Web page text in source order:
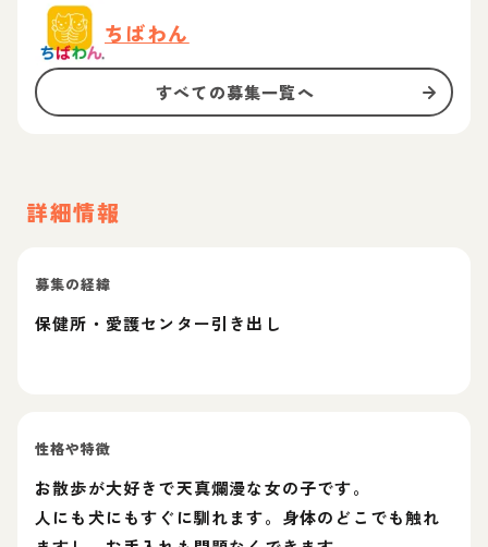
ちばわん
すべての募集一覧へ
詳細情報
募集の経緯
保健所・愛護センター引き出し
性格や特徴
お散歩が大好きで天真爛漫な女の子です。
人にも犬にもすぐに馴れます。身体のどこでも触れ